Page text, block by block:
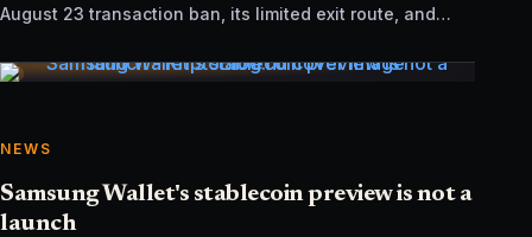
August 23 transaction ban, its limited exit route, and
NEWS
Samsung Wallet's stablecoin preview is not a
launch